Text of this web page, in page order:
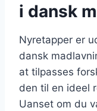
i dansk
Nyretapper er
dansk
at tilpasses
den til en ideel
Uanset om du